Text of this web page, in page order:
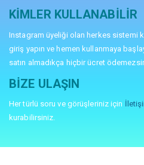
KIMLER KULLANABILIR
Instagram üyeliği olan herkes sistemi
giriş yapın ve hemen kullanmaya
satın almadıkça hiçbir ücret
BIZE ULAŞIN
Her türlü soru ve görüşleriniz için
kurabilirsiniz.